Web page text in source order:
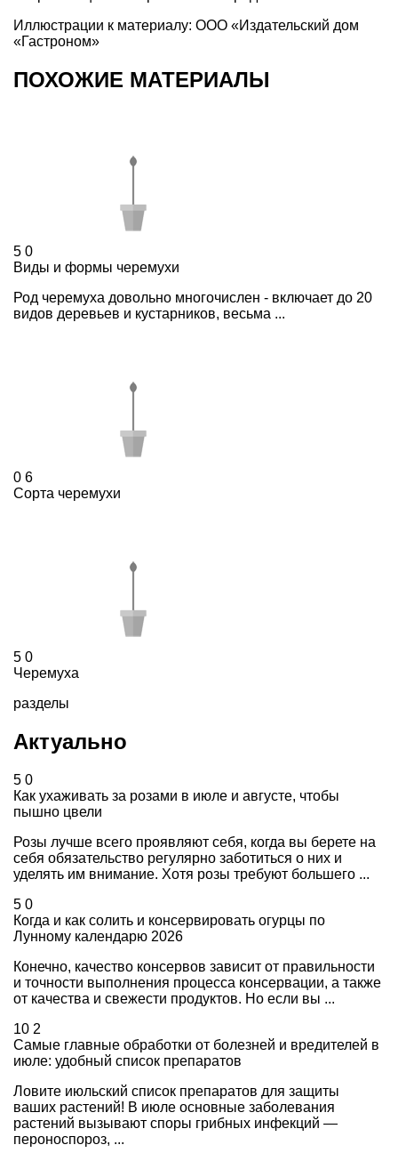
Иллюстрации к материалу: ООО «Издательский дом
«Гастроном»
ПОХОЖИЕ МАТЕРИАЛЫ
5 0
Виды и формы черемухи
Род черемуха довольно многочислен - включает до 20
видов деревьев и кустарников, весьма ...
0 6
Сорта черемухи
5 0
Черемуха
разделы
Актуально
5 0
Как ухаживать за розами в июле и августе, чтобы
пышно цвели
Розы лучше всего проявляют себя, когда вы берете на
себя обязательство регулярно заботиться о них и
уделять им внимание. Хотя розы требуют большего ...
5 0
Когда и как солить и консервировать огурцы по
Лунному календарю 2026
Конечно, качество консервов зависит от правильности
и точности выполнения процесса консервации, а также
от качества и свежести продуктов. Но если вы ...
10 2
Самые главные обработки от болезней и вредителей в
июле: удобный список препаратов
Ловите июльский список препаратов для защиты
ваших растений! В июле основные заболевания
растений вызывают споры грибных инфекций —
пероноспороз, ...